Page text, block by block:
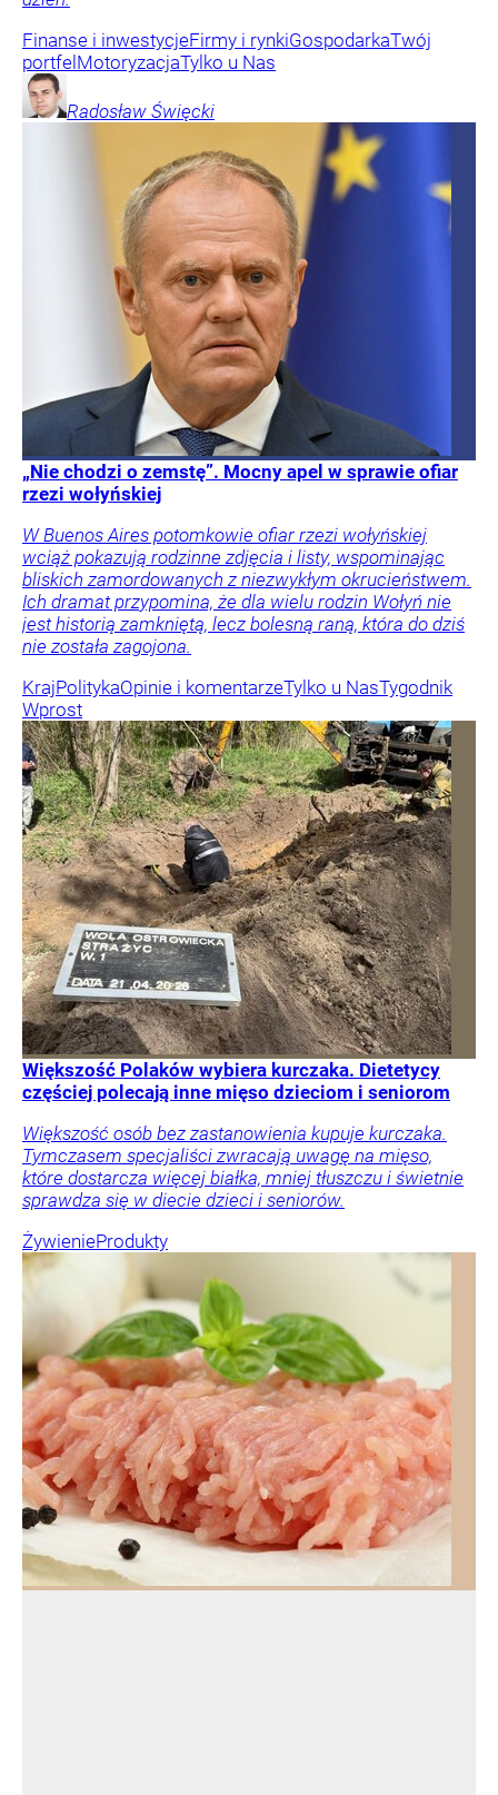
Finanse i inwestycjeFirmy i rynkiGospodarkaTwój
portfelMotoryzacjaTylko u Nas
Radosław Święcki
„Nie chodzi o zemstę”. Mocny apel w sprawie ofiar
rzezi wołyńskiej
W Buenos Aires potomkowie ofiar rzezi wołyńskiej
wciąż pokazują rodzinne zdjęcia i listy, wspominając
bliskich zamordowanych z niezwykłym okrucieństwem.
Ich dramat przypomina, że dla wielu rodzin Wołyń nie
jest historią zamkniętą, lecz bolesną raną, która do dziś
nie została zagojona.
KrajPolitykaOpinie i komentarzeTylko u NasTygodnik
Wprost
Większość Polaków wybiera kurczaka. Dietetycy
częściej polecają inne mięso dzieciom i seniorom
Większość osób bez zastanowienia kupuje kurczaka.
Tymczasem specjaliści zwracają uwagę na mięso,
które dostarcza więcej białka, mniej tłuszczu i świetnie
sprawdza się w diecie dzieci i seniorów.
ŻywienieProdukty